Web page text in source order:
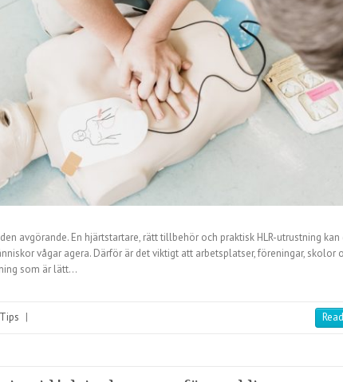
avgörande. En hjärtstartare, rätt tillbehör och praktisk HLR-utrustning kan
vågar agera. Därför är det viktigt att arbetsplatser, föreningar, skolor
som är lätt…
Tips |